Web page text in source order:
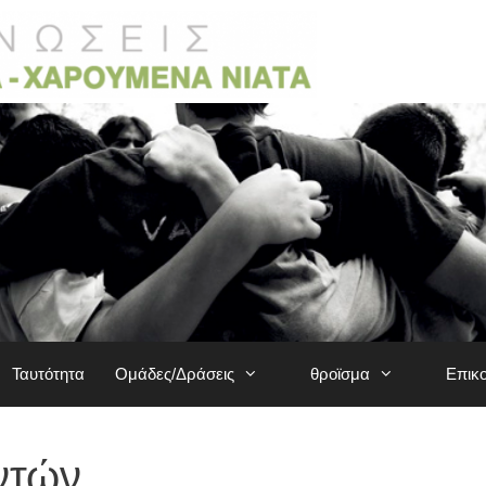
Ταυτότητα Ομάδες/Δράσεις θροϊσμα